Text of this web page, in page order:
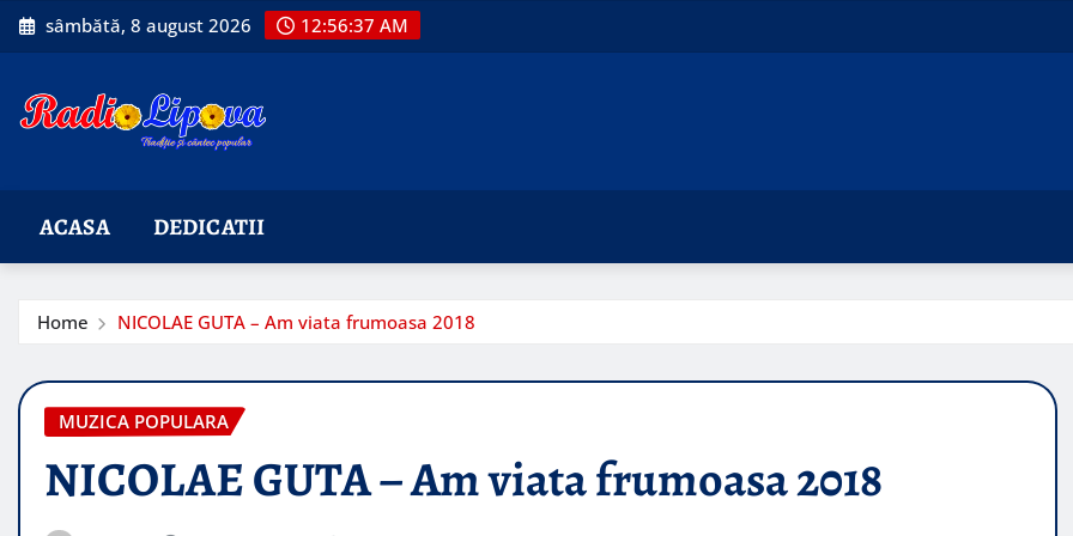
Skip
to
sâmbătă, 8 august 2026 12:56:38 AM
ACASA DEDICATII
Home NICOLAE GUTA – Am viata frumoasa 2018
MUZICA POPULARA
NICOLAE GUTA – Am viata frumoasa 2018